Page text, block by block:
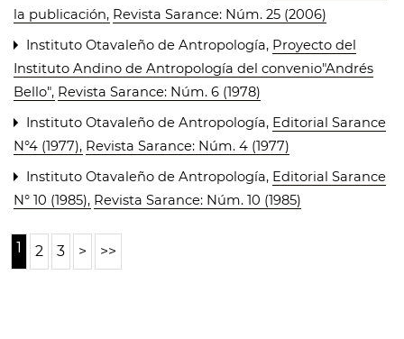
la publicación, Revista Sarance: Núm. 25 (2006)
Instituto Otavaleño de Antropología, Proyecto del
Instituto Andino de Antropología del convenio"Andrés
Bello", Revista Sarance: Núm. 6 (1978)
Instituto Otavaleño de Antropología, Editorial Sarance
N°4 (1977), Revista Sarance: Núm. 4 (1977)
Instituto Otavaleño de Antropología, Editorial Sarance
N° 10 (1985), Revista Sarance: Núm. 10 (1985)
1 2 3 > >>